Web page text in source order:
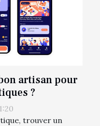
artisan pour
?
trouver un